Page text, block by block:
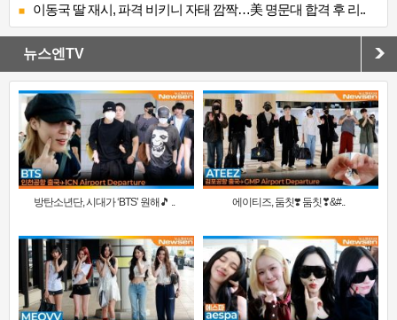
이동국 딸 재시, 파격 비키니 자태 깜짝…美 명문대 합격 후 리..
뉴스엔TV
방탄소년단, 시대가 ‘BTS’ 원해🎵 .. 에이티즈, 둠칫❣️ 둠칫❣&#..